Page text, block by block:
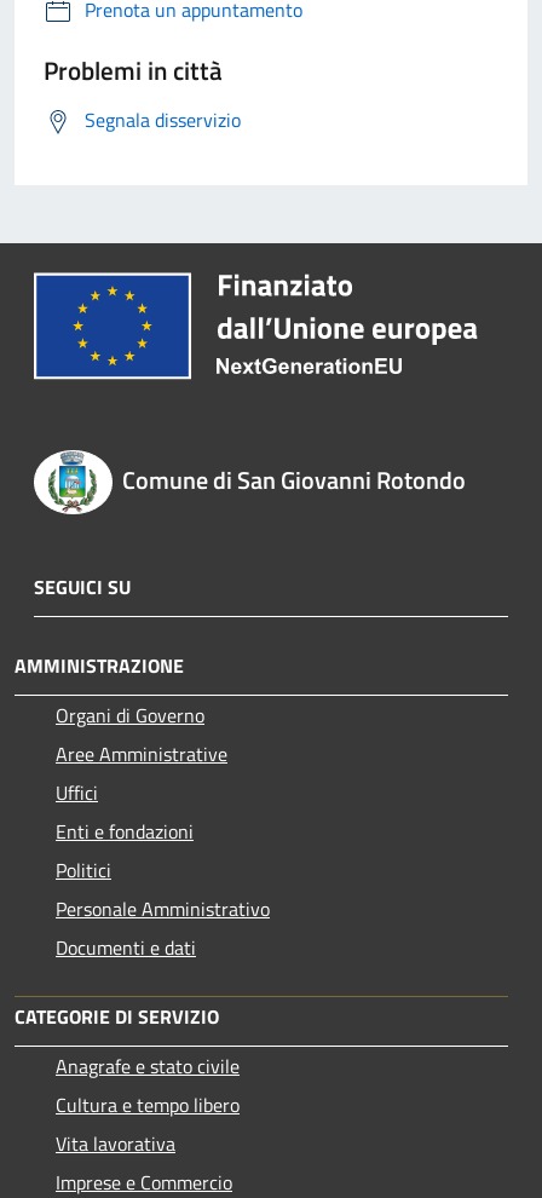
Prenota un appuntamento
Problemi in città
Segnala disservizio
Comune di San Giovanni Rotondo
SEGUICI SU
AMMINISTRAZIONE
Organi di Governo
Aree Amministrative
Uffici
Enti e fondazioni
Politici
Personale Amministrativo
Documenti e dati
CATEGORIE DI SERVIZIO
Anagrafe e stato civile
Cultura e tempo libero
Vita lavorativa
Imprese e Commercio